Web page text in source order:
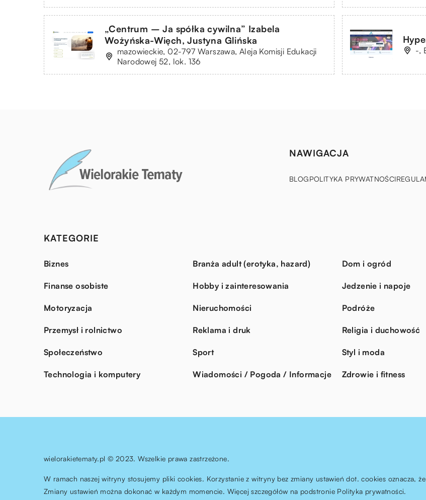
„Centrum – Ja spółka cywilna” Izabela
Wożyńska-Więch, Justyna Glińska
mazowieckie, 02-797 Warszawa, Aleja Komisji Edukacji
Narodowej 52, lok. 136
-,
NAWIGACJA
BLOGPOLITYKA PRYWATNOŚCI
KATEGORIE
Biznes Branża adult (erotyka, hazard) Dom i ogród
Finanse osobiste Hobby i zainteresowania Jedzenie i napoje
Motoryzacja Nieruchomości Podróże
Przemysł i rolnictwo Reklama i druk Religia i duchowość
Społeczeństwo Sport Styl i moda
Technologia i komputery Wiadomości / Pogoda / Informacje Zdrowie i fitness
wielorakietematy.pl © 2023. Wszelkie prawa zastrzeżone.
W ramach naszej witryny stosujemy pliki cookies. Korzystanie z witryny bez zmiany ustawień dot. cookies oznacza,
Zmiany ustawień można dokonać w każdym momencie. Więcej szczegółów na podstronie Polityka prywatności.